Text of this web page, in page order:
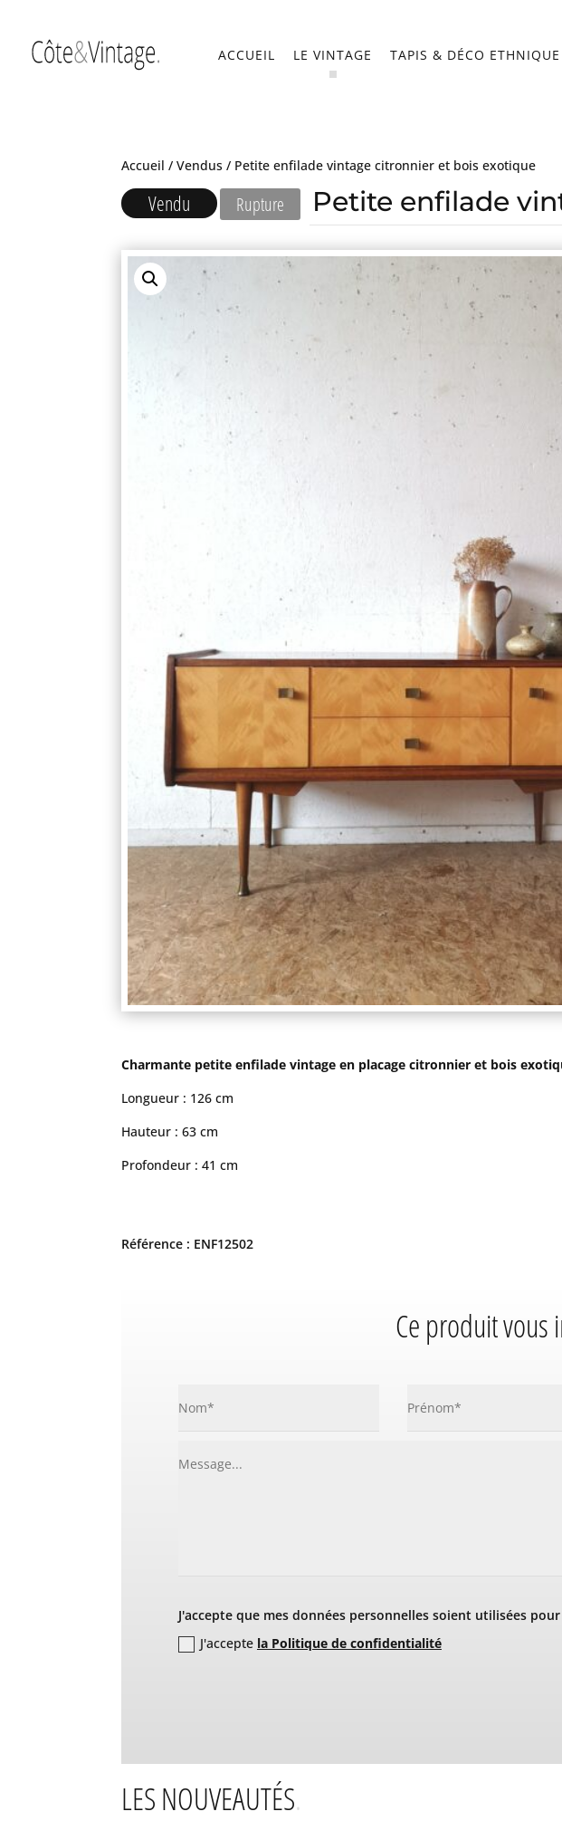
ACCUEIL LE VINTAGE TAPIS & DÉCO ETHNIQUE
Accueil /Vendus / Petite enfilade vintage citronnier et bois exotique
Vendu Rupture Petite enfilade
Charmante petite enfilade vintage en placage citronnier et bois
Longueur : 126 cm
Hauteur : 63 cm
Profondeur : 41 cm
Référence : ENF12502
Ce produit vous
J'accepte que mes données personnelles soient utilisées
J'accepte la Politique de confidentialité
LES NOUVEAUTÉS